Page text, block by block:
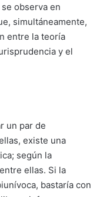
observa en
simultáneamente,
entre la teoría
y el
un par de
existe una
según la
ellas. Si la
bastaría con